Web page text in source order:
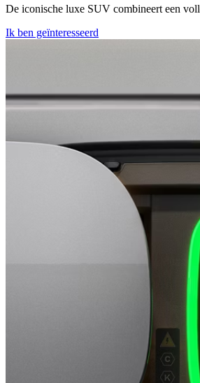
De iconische luxe SUV combineert een
Ik ben geïnteresseerd